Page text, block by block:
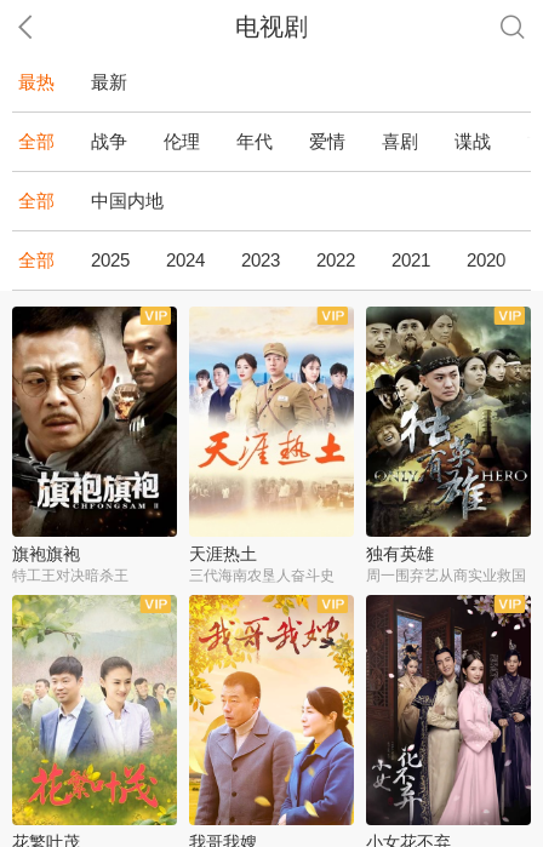
电视剧
最热 最新
全部 战争 伦理 年代 爱情 喜剧 谍战
全部 中国内地
全部 2025 2024 2023 2022 2021 2020
全43集
旗袍旗袍
特工王对决暗杀王
全36集
天涯热土
三代海南农垦人奋斗史
全34集
独有英雄
周一围弃艺从商实业救国
全34集
花繁叶茂
全50集
我哥我嫂
全51集
小女花不弃